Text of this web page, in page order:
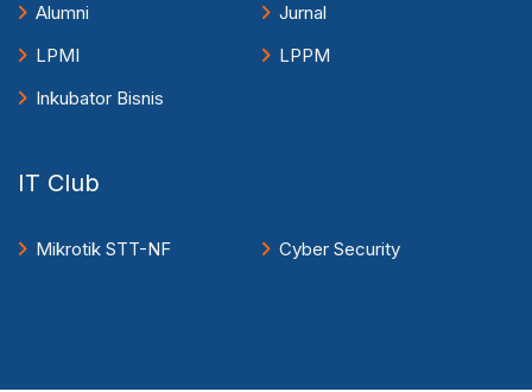
Alumni
Jurnal
LPMI
LPPM
Inkubator Bisnis
IT Club
Mikrotik STT-NF Cyber Security